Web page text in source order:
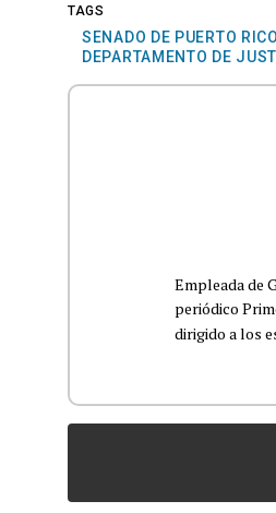
TAGS
SENADO DE PUERTO RICO
DEPARTAMENTO DE
Empleada de
periódico
dirigido a los